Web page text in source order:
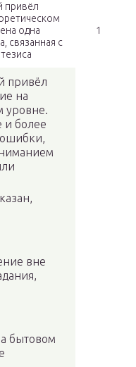
привёл
одна
связанная с
1
привёл
на
уровне.
и более
вне
бытовом